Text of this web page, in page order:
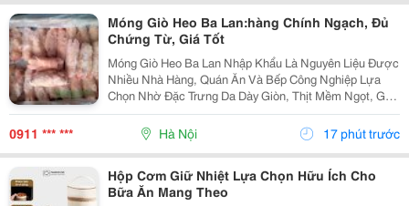
Móng Giò Heo Ba Lan:hàng Chính Ngạch, Đủ
Chứng Từ, Giá Tốt
Móng Giò Heo Ba Lan Nhập Khẩu Là Nguyên Liệu Được
Nhiều Nhà Hàng, Quán Ăn Và Bếp Công Nghiệp Lựa
Chọn Nhờ Đặc Trưng Da Dày Giòn, Thịt Mềm Ngọt, Gân
Dai Sần Sật Và Phần Nước Dùng Có Vị Ngọt Tự Nhiên
Khi Hầm. Sản Phẩm Được Thực Phẩm Sạch Việt
0911 *** *** Hà Nội 17 phút trước
Hộp Cơm Giữ Nhiệt Lựa Chọn Hữu Ích Cho
Bữa Ăn Mang Theo